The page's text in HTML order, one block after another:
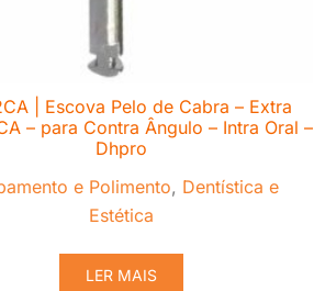
| Escova Pelo de Cabra – Extra
– para Contra Ângulo – Intra Oral –
Dhpro
e Polimento, Dentística e
Estética
LER MAIS